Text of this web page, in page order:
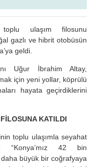
toplu ulaşım filosunu
gazlı ve hibrit otobüsün
geldi.
Uğur İbrahim Altay,
için yeni yollar, köprülü
hayata geçirdiklerini
KATILDI
toplu ulaşımla seyahat
“Konya’mız 42 bin
büyük bir coğrafyaya